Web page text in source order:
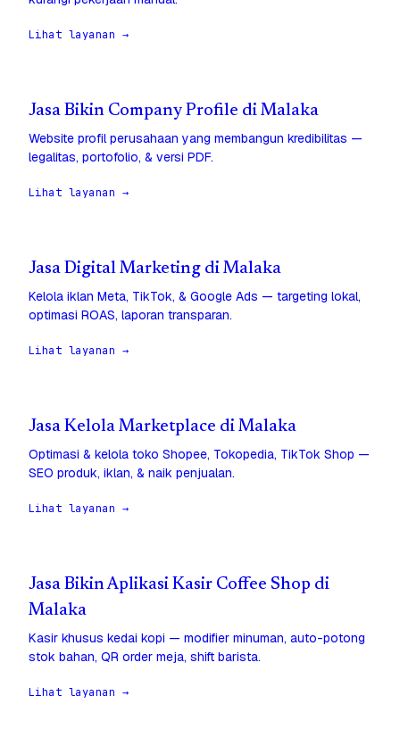
Lihat layanan →
Jasa Bikin Company Profile di Malaka
Website profil perusahaan yang membangun kredibilitas —
legalitas, portofolio, & versi PDF.
Lihat layanan →
Jasa Digital Marketing di Malaka
Kelola iklan Meta, TikTok, & Google Ads — targeting lokal,
optimasi ROAS, laporan transparan.
Lihat layanan →
Jasa Kelola Marketplace di Malaka
Optimasi & kelola toko Shopee, Tokopedia, TikTok Shop —
SEO produk, iklan, & naik penjualan.
Lihat layanan →
Jasa Bikin Aplikasi Kasir Coffee Shop di
Malaka
Kasir khusus kedai kopi — modifier minuman, auto-potong
stok bahan, QR order meja, shift barista.
Lihat layanan →